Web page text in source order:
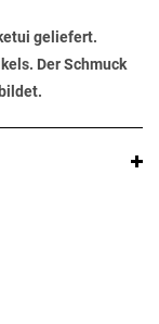
geliefert.
Der Schmuck